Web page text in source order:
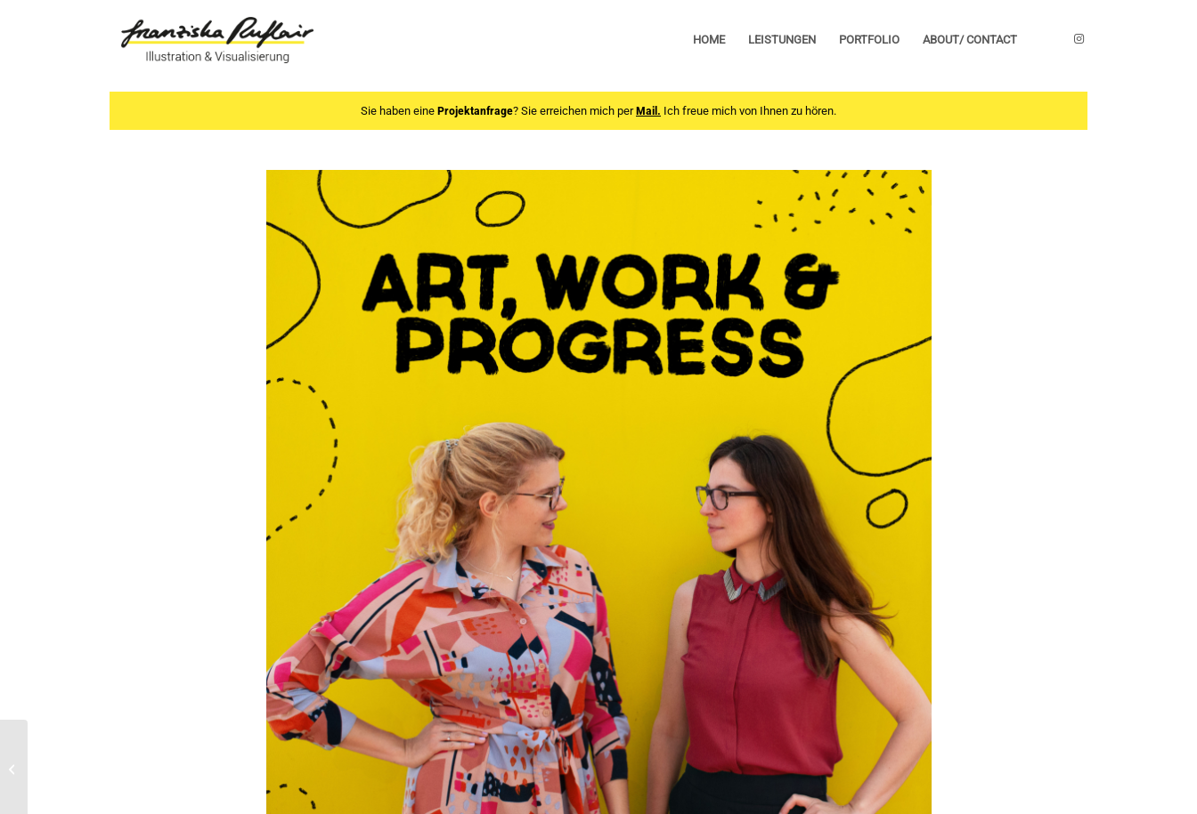
HOME LEISTUNGEN PORTFOLIO ABOUT/ CONTACT
Sie haben eine Projektanfrage? Sie erreichen mich perMail. Ich freue mich von Ihnen zu hören.